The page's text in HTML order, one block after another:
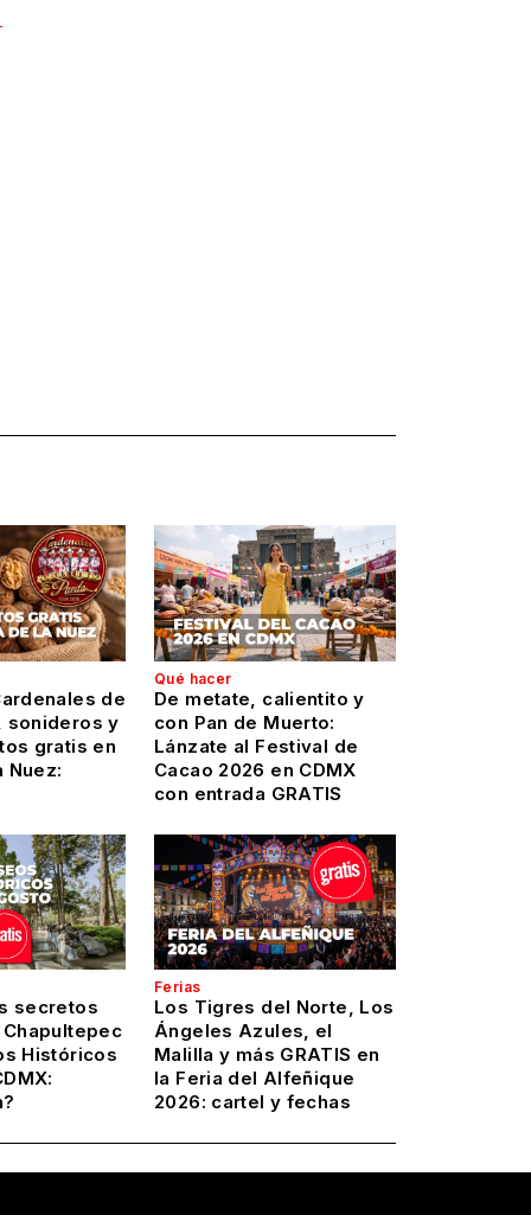
de
sonideros y
gratis en
Nuez:
Qué hacer
De metate, calientito y
con Pan de Muerto:
Lánzate al Festival de
Cacao 2026 en CDMX
con entrada GRATIS
secretos
Históricos
Ferias
Los Tigres del Norte, Los
Ángeles Azules, el
Malilla y más GRATIS en
la Feria del Alfeñique
2026: cartel y fechas